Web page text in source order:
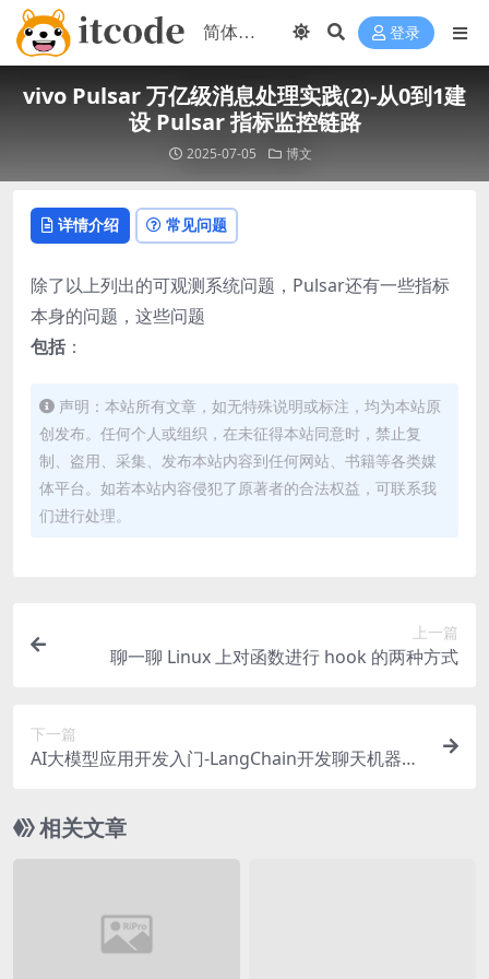
登录
vivo Pulsar 万亿级消息处理实践(2)-从0到1建
设 Pulsar 指标监控链路
2025-07-05 博文
详情介绍 常见问题
除了以上列出的可观测系统问题，Pulsar还有一些指标
本身的问题，这些问题
包括：
声明：本站所有文章，如无特殊说明或标注，均为本站原
创发布。任何个人或组织，在未征得本站同意时，禁止复
制、盗用、采集、发布本站内容到任何网站、书籍等各类媒
体平台。如若本站内容侵犯了原著者的合法权益，可联系我
们进行处理。
上一篇
聊一聊 Linux 上对函数进行 hook 的两种方式
下一篇
AI大模型应用开发入门-LangChain开发聊天机器人
相关文章